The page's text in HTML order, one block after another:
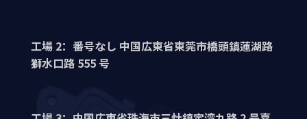
工場 2：番号なし 中国広東省東莞市橋頭鎮蓮湖路
獅水口路 555 号